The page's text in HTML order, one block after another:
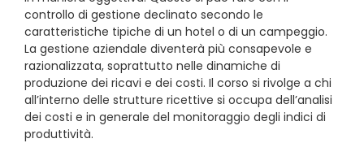
controllo di gestione declinato secondo le
caratteristiche tipiche di un hotel o di un campeggio.
La gestione aziendale diventerà più consapevole e
razionalizzata, soprattutto nelle dinamiche di
produzione dei ricavi e dei costi. Il corso si rivolge a chi
all’interno delle strutture ricettive si occupa dell’analisi
dei costi e in generale del monitoraggio degli indici di
produttività.